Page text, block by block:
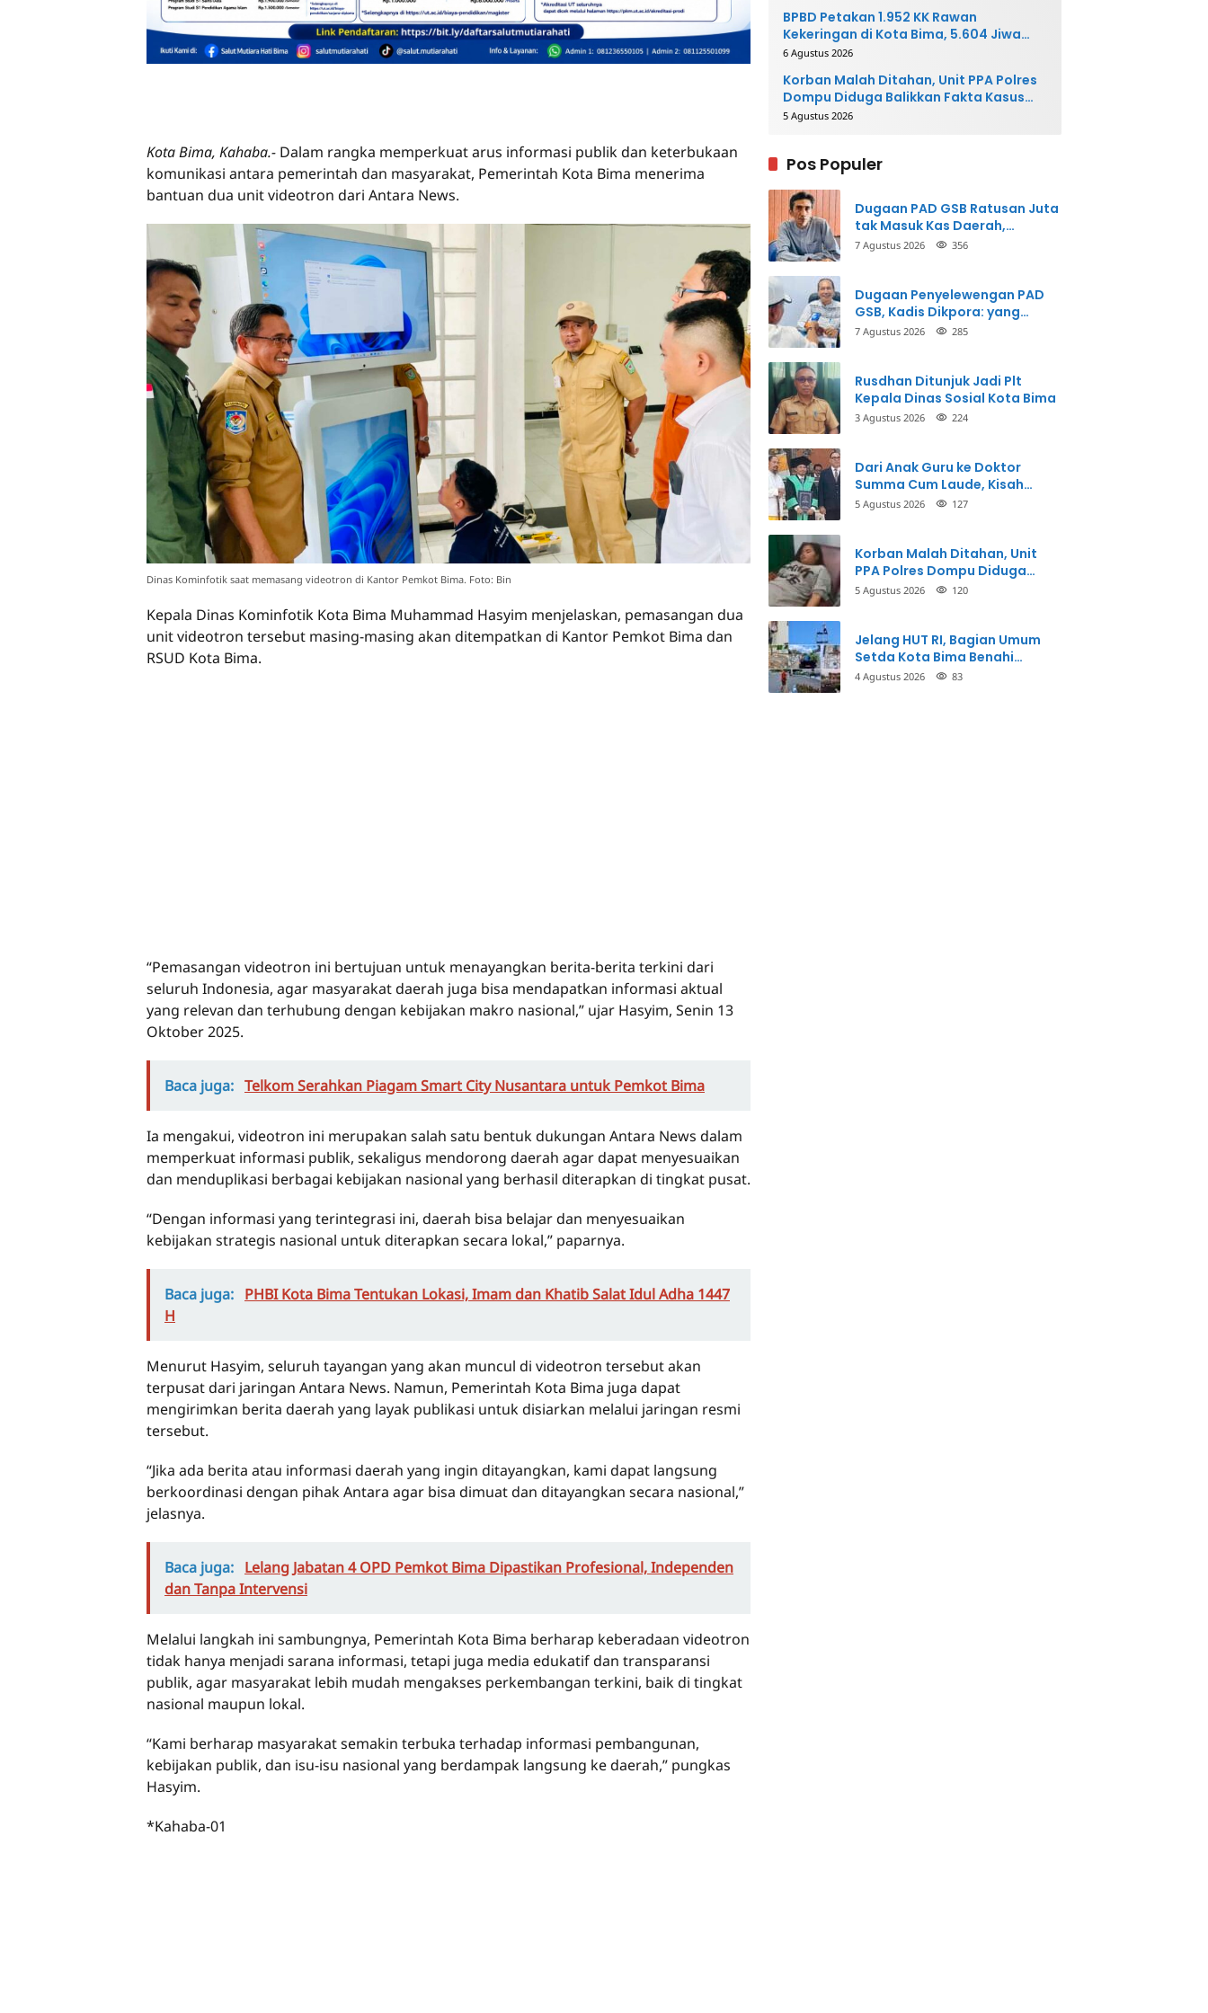
Kota Bima, Kahaba.- Dalam rangka memperkuat arus informasi publik dan keterbukaan
komunikasi antara pemerintah dan masyarakat, Pemerintah Kota Bima menerima
bantuan dua unit videotron dari Antara News.
Dinas Kominfotik saat memasang videotron di Kantor Pemkot Bima. Foto: Bin
Kepala Dinas Kominfotik Kota Bima Muhammad Hasyim menjelaskan, pemasangan dua
unit videotron tersebut masing-masing akan ditempatkan di Kantor Pemkot Bima dan
RSUD Kota Bima.
“Pemasangan videotron ini bertujuan untuk menayangkan berita-berita terkini dari
seluruh Indonesia, agar masyarakat daerah juga bisa mendapatkan informasi aktual
yang relevan dan terhubung dengan kebijakan makro nasional,” ujar Hasyim, Senin 13
Oktober 2025.
Baca juga: Telkom Serahkan Piagam Smart City Nusantara untuk Pemkot Bima
Ia mengakui, videotron ini merupakan salah satu bentuk dukungan Antara News dalam
memperkuat informasi publik, sekaligus mendorong daerah agar dapat menyesuaikan
dan menduplikasi berbagai kebijakan nasional yang berhasil diterapkan di tingkat pusat.
“Dengan informasi yang terintegrasi ini, daerah bisa belajar dan menyesuaikan
kebijakan strategis nasional untuk diterapkan secara lokal,” paparnya.
Baca juga: PHBI Kota Bima Tentukan Lokasi, Imam dan Khatib Salat Idul Adha 1447
H
Menurut Hasyim, seluruh tayangan yang akan muncul di videotron tersebut akan
terpusat dari jaringan Antara News. Namun, Pemerintah Kota Bima juga dapat
mengirimkan berita daerah yang layak publikasi untuk disiarkan melalui jaringan resmi
tersebut.
“Jika ada berita atau informasi daerah yang ingin ditayangkan, kami dapat langsung
berkoordinasi dengan pihak Antara agar bisa dimuat dan ditayangkan secara nasional,”
jelasnya.
Baca juga: Lelang Jabatan 4 OPD Pemkot Bima Dipastikan Profesional, Independen
dan Tanpa Intervensi
Melalui langkah ini sambungnya, Pemerintah Kota Bima berharap keberadaan videotron
tidak hanya menjadi sarana informasi, tetapi juga media edukatif dan transparansi
publik, agar masyarakat lebih mudah mengakses perkembangan terkini, baik di tingkat
nasional maupun lokal.
“Kami berharap masyarakat semakin terbuka terhadap informasi pembangunan,
kebijakan publik, dan isu-isu nasional yang berdampak langsung ke daerah,” pungkas
Hasyim.
*Kahaba-01
BPBD Petakan 1.952 KK Rawan
Kekeringan di Kota Bima, 5.604 Jiwa
Berpotensi Terdampak
6 Agustus 2026
Korban Malah Ditahan, Unit PPA Polres
Dompu Diduga Balikkan Fakta Kasus
Penganiayaan
5 Agustus 2026
Pos Populer
Dugaan PAD GSB Ratusan Juta
tak Masuk Kas Daerah,
Inspektorat Panggil Pihak
7 Agustus 2026 356
Dugaan Penyelewengan PAD
GSB, Kadis Dikpora: yang
Bersangkutan Akui
7 Agustus 2026 285
Rusdhan Ditunjuk Jadi Plt
Kepala Dinas Sosial Kota Bima
3 Agustus 2026 224
Dari Anak Guru ke Doktor
Summa Cum Laude, Kisah
Taman Firdaus Menginspirasi
5 Agustus 2026 127
Korban Malah Ditahan, Unit
PPA Polres Dompu Diduga
Balikkan Fakta Kasus
5 Agustus 2026 120
Jelang HUT RI, Bagian Umum
Setda Kota Bima Benahi
Kantor Pemkot
4 Agustus 2026 83